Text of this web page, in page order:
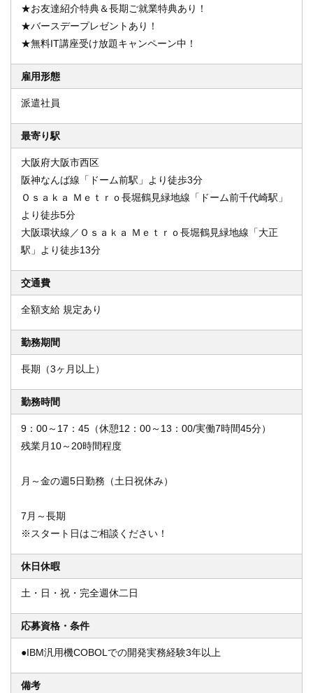
★お友達紹介特典＆長期ご就業特典あり！
★バースデープレゼントあり！
★無料IT講座受け放題キャンペーン中！
雇用形態
派遣社員
最寄り駅
大阪府大阪市西区
阪神なんば線「ドーム前駅」より徒歩3分
Ｏｓａｋａ Ｍｅｔｒｏ長堀鶴見緑地線「ドーム前千代崎駅」
より徒歩5分
大阪環状線／Ｏｓａｋａ Ｍｅｔｒｏ長堀鶴見緑地線「大正
駅」より徒歩13分
交通費
全額支給 規定あり
勤務期間
長期（3ヶ月以上）
勤務時間
9：00～17：45（休憩12：00～13：00/実働7時間45分）
残業月10～20時間程度
月～金の週5日勤務（土日祝休み）
7月～長期
※スタート日はご相談ください！
休日休暇
土・日・祝・完全週休二日
応募資格・条件
●IBM汎用機COBOLでの開発実務経験3年以上
備考